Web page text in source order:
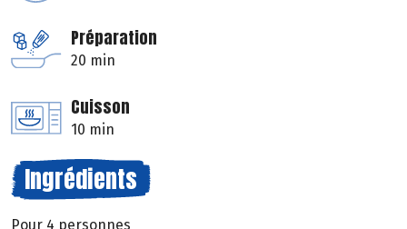
Préparation
20 min
Cuisson
10 min
Ingrédients
Pour 4 personnes